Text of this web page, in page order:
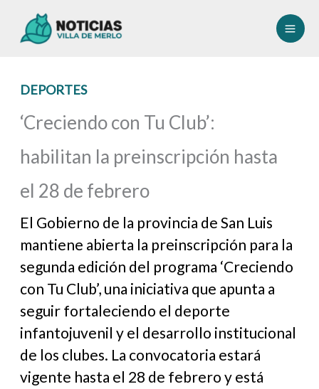
DEPORTES
‘Creciendo con Tu Club’:
habilitan la preinscripción hasta
el 28 de febrero
El Gobierno de la provincia de San Luis
mantiene abierta la preinscripción para la
segunda edición del programa ‘Creciendo
con Tu Club’, una iniciativa que apunta a
seguir fortaleciendo el deporte
infantojuvenil y el desarrollo institucional
de los clubes. La convocatoria estará
vigente hasta el 28 de febrero y está